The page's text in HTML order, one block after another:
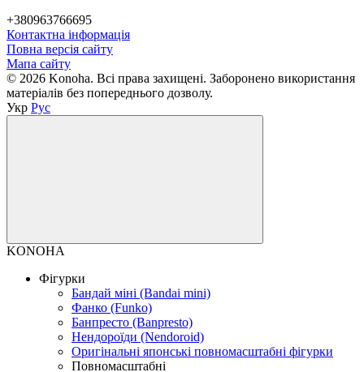
+380963766695
Контактна інформація
Повна версія сайту
Мапа сайту
© 2026 Konoha. Всі права захищені. Заборонено використання
матеріалів без попереднього дозволу.
Укр Рус
KONOHA
Фігурки
Бандай міні (Bandai mini)
Фанко (Funko)
Банпресто (Banpresto)
Нендороїди (Nendoroid)
Оригінальні японські повномасштабні фігурки
Повномасштабні